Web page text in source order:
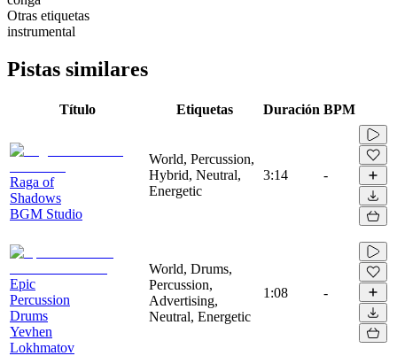
Otras etiquetas
instrumental
Pistas similares
Título Etiquetas Duración BPM
Raga of
Shadows
BGM Studio
World, Percussion,
Hybrid, Neutral,
Energetic
3:14 -
Epic
Percussion
Drums
Yevhen
Lokhmatov
World, Drums,
Percussion,
Advertising,
Neutral, Energetic
1:08 -